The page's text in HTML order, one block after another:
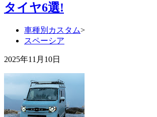
タイヤ6選!
車種別カスタム>
スペーシア
2025年11月10日